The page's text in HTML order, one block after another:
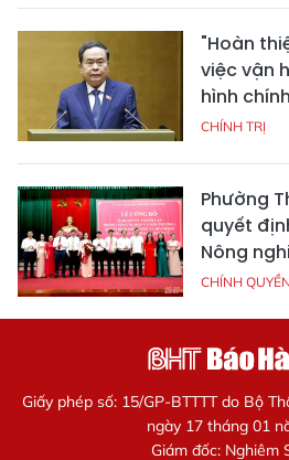
"Hoàn
việc vận
hình
CHÍNH TRỊ
Phường
quyết
Nông
CHÍNH QUYỀN
Giấy phép số: 15/GP-BTTTT do Bộ
ngày 17 tháng 01
Giám đốc: Nghiêm